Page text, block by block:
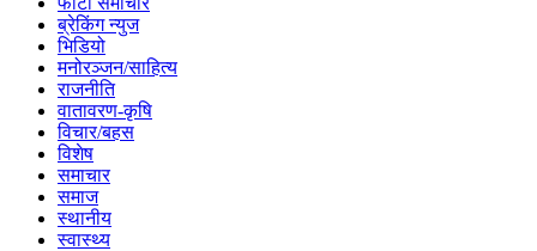
ब्रेकिंग न्युज
भिडियो
मनोरञ्जन/साहित्य
राजनीति
वातावरण-कृषि
विचार/बहस
विशेष
समाचार
समाज
स्थानीय
स्वास्थ्य